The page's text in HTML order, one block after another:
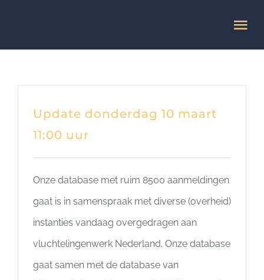
inhoud
Veelgestelde vragen
AANMELDEN
Update donderdag 10 maart
11:00 uur
Onze database met ruim 8500 aanmeldingen
gaat is in samenspraak met diverse (overheid)
instanties vandaag overgedragen aan
vluchtelingenwerk Nederland. Onze database
gaat samen met de database van